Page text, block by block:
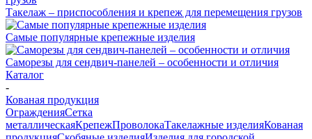
Такелаж – приспособления и крепеж для перемещения грузов
Самые популярные крепежные изделия
Саморезы для сендвич-панелей – особенности и отличия
Каталог
-
Кованая продукция
ОгражденияСетка
металлическаяКрепежПроволокаТакелажные изделияКованая